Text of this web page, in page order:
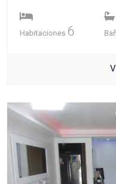
Habitaciones 6